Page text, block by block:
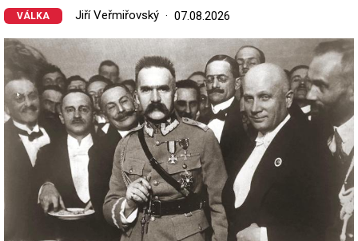
VÁLKA Jiří Veřmiřovský 07.08.2026
Image